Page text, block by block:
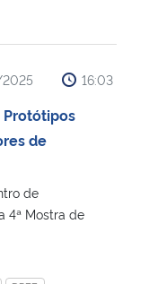
16:03
Protótipos
de
de
4ª Mostra de